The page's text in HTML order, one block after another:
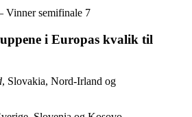
Vinner semifinale 7
i Europas kvalik til
, Slovakia, Nord-Irland og